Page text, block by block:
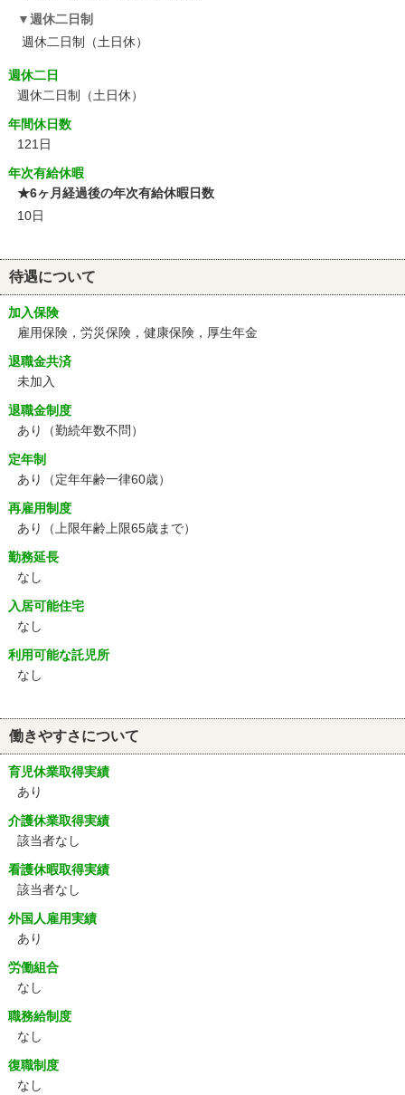
週休二日制
週休二日制（土日休）
週休二日
週休二日制（土日休）
年間休日数
121日
年次有給休暇
★6ヶ月経過後の年次有給休暇日数
10日
待遇について
加入保険
雇用保険，労災保険，健康保険，厚生年金
退職金共済
未加入
退職金制度
あり（勤続年数不問）
定年制
あり
（定年年齢一律60歳）
再雇用制度
あり
（上限年齢上限65歳まで）
勤務延長
なし
入居可能住宅
なし
利用可能な託児所
なし
働きやすさについて
育児休業取得実績
あり
介護休業取得実績
該当者なし
看護休暇取得実績
該当者なし
外国人雇用実績
あり
労働組合
なし
職務給制度
なし
復職制度
なし